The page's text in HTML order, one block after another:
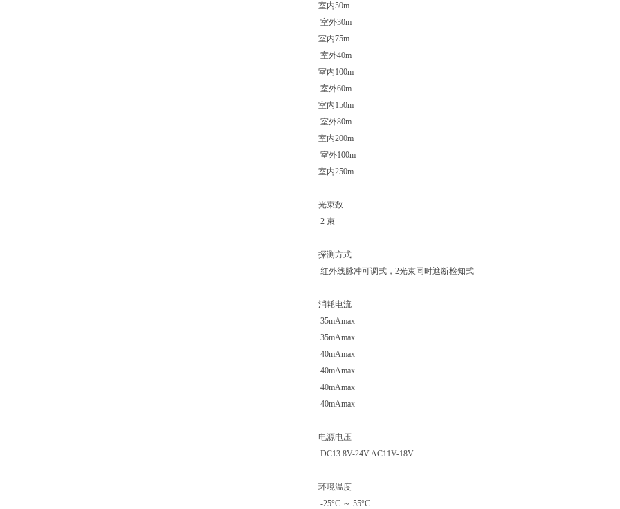
室内50m
室外30m
室内75m
室外40m
室内100m
室外60m
室内150m
室外80m
室内200m
室外100m
室内250m
光束数
2 束
探测方式
红外线脉冲可调式，2光束同时遮断检知式
消耗电流
35mAmax
35mAmax
40mAmax
40mAmax
40mAmax
40mAmax
电源电压
DC13.8V-24V AC11V-18V
环境温度
-25°C ～ 55°C